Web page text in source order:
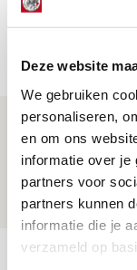
Deze website
We gebruiken
personaliseren,
en om ons
informatie over je
partners voor
partners kunnen
informatie die je
verzameld op
Trotse
voor mijn
06 AUGUSTUS 2026 - 23:43
NIEUWS
Ajax zet